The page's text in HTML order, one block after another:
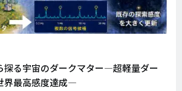
探る宇宙のダークマター―超軽量ダー
界最高感度達成―